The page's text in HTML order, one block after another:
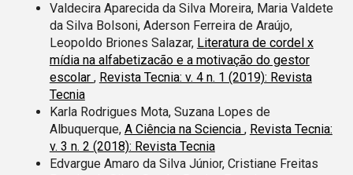
Valdecira Aparecida da Silva Moreira, Maria Valdete
da Silva Bolsoni, Aderson Ferreira de Araújo,
Leopoldo Briones Salazar, Literatura de cordel x
mídia na alfabetizacão e a motivação do gestor
escolar , Revista Tecnia: v. 4 n. 1 (2019): Revista
Tecnia
Karla Rodrigues Mota, Suzana Lopes de
Albuquerque, A Ciência na Sciencia , Revista Tecnia:
v. 3 n. 2 (2018): Revista Tecnia
Edvargue Amaro da Silva Júnior, Cristiane Freitas